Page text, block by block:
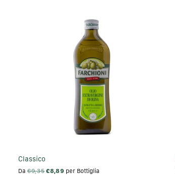
Classico
Da €9,35 €8,89 per Bottiglia